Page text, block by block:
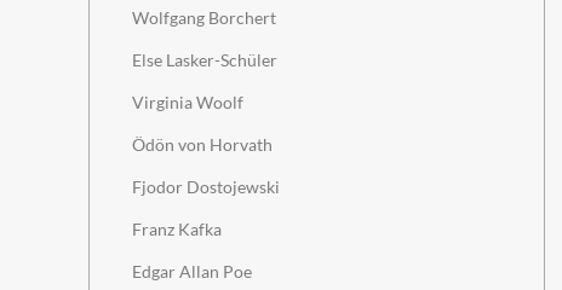
Wolfgang Borchert
Else Lasker-Schüler
Virginia Woolf
Ödön von Horvath
Fjodor Dostojewski
Franz Kafka
Edgar Allan Poe